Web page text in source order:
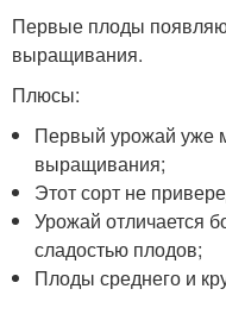
Первые плоды
выращивания.
Плюсы:
Первый урожай уже
выращивания;
Этот сорт не
Урожай отличается
сладостью плодов;
Плоды среднего и